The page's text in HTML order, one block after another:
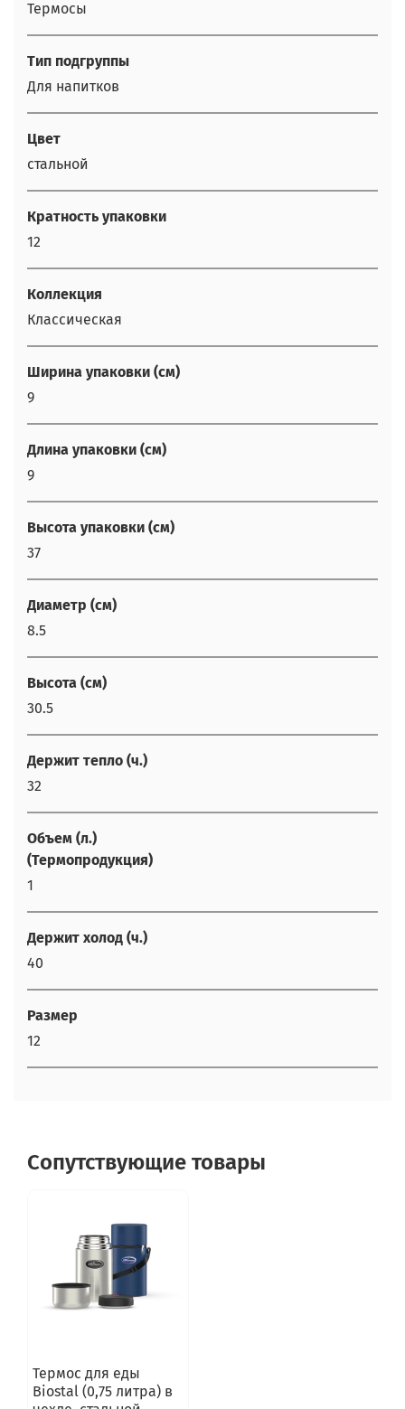
Термосы
Тип подгруппы
Для напитков
Цвет
стальной
Кратность упаковки
12
Коллекция
Классическая
Ширина упаковки (см)
9
Длина упаковки (см)
9
Высота упаковки (см)
37
Диаметр (см)
8.5
Высота (см)
30.5
Держит тепло (ч.)
32
Объем (л.)
(Термопродукция)
1
Держит холод (ч.)
40
Размер
12
Сопутствующие товары
Термос для еды
Biostal (0,75 литра) в